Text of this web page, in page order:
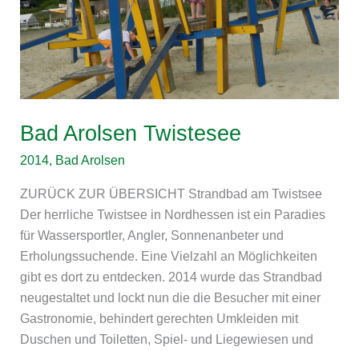
Bad Arolsen Twistesee
2014, Bad Arolsen
ZURÜCK ZUR ÜBERSICHT Strandbad am Twistsee
Der herrliche Twistsee in Nordhessen ist ein Paradies
für Wassersportler, Angler, Sonnenanbeter und
Erholungssuchende. Eine Vielzahl an Möglichkeiten
gibt es dort zu entdecken. 2014 wurde das Strandbad
neugestaltet und lockt nun die die Besucher mit einer
Gastronomie, behindert gerechten Umkleiden mit
Duschen und Toiletten, Spiel- und Liegewiesen und